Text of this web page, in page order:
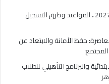
الداخلية تفتح باب التقديم لحج القرعة 2027.. المواعيد وطرق التسجيل
حفظ الأمانة والابتعاد عن
والبرنامج التأهيلي للطلاب